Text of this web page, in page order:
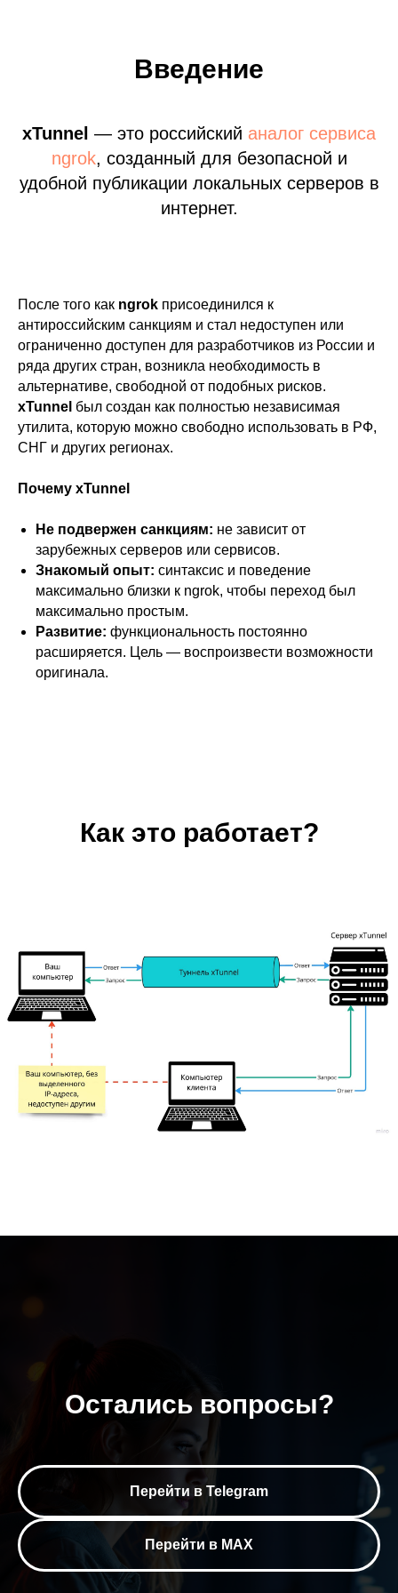
Введение
xTunnel — это российский аналог сервиса
ngrok, созданный для безопасной и
удобной публикации локальных серверов в
интернет.
После того как ngrok присоединился к
антироссийским санкциям и стал недоступен или
ограниченно доступен для разработчиков из России и
ряда других стран, возникла необходимость в
альтернативе, свободной от подобных рисков.
xTunnel был создан как полностью независимая
утилита, которую можно свободно использовать в РФ,
СНГ и других регионах.
Почему xTunnel
Не подвержен санкциям: не зависит от
зарубежных серверов или сервисов.
Знакомый опыт: синтаксис и поведение
максимально близки к ngrok, чтобы переход был
максимально простым.
Развитие: функциональность постоянно
расширяется. Цель — воспроизвести возможности
оригинала.
Как это работает?
Остались вопросы?
Перейти в Telegram
Перейти в MAX